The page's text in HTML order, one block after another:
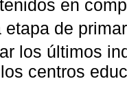
en
de
los últimos
centros